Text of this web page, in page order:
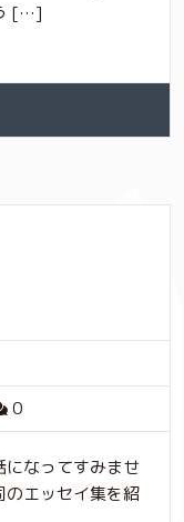
[…]
0
なってすみませ
のエッセイ集を紹